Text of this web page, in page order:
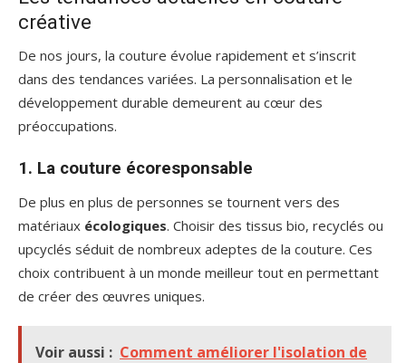
créative
De nos jours, la couture évolue rapidement et s’inscrit
dans des tendances variées. La personnalisation et le
développement durable demeurent au cœur des
préoccupations.
1. La couture écoresponsable
De plus en plus de personnes se tournent vers des
matériaux écologiques. Choisir des tissus bio, recyclés ou
upcyclés séduit de nombreux adeptes de la couture. Ces
choix contribuent à un monde meilleur tout en permettant
de créer des œuvres uniques.
Voir aussi : Comment améliorer l'isolation de